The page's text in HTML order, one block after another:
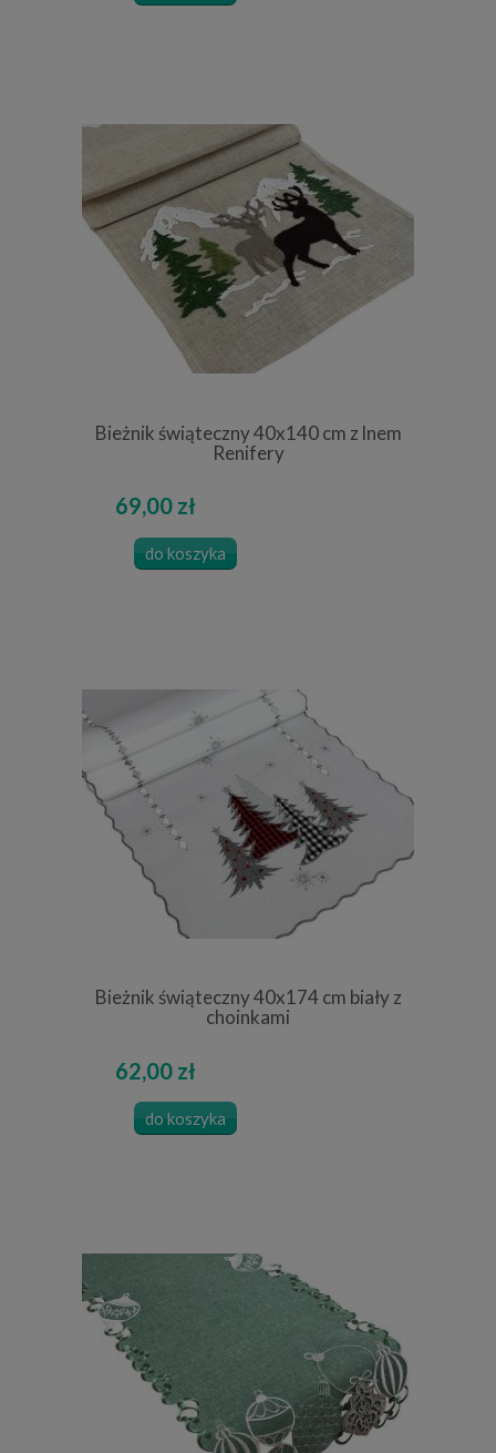
Bieżnik świąteczny 40x140 cm z lnem
Renifery
69,00 zł
do koszyka
Bieżnik świąteczny 40x174 cm biały z
choinkami
62,00 zł
do koszyka